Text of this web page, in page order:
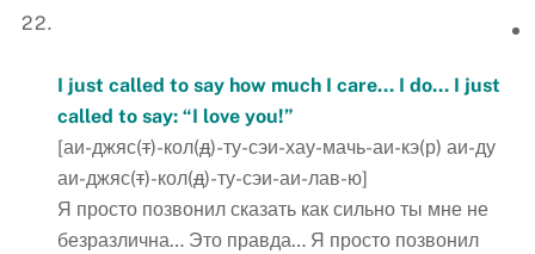
I just called to say how much I care… I do… I just
called to say: “I love you!”
[аи-джяс(т)-кол(д)-ту-сэи-хау-мачь-аи-кэ(р) аи-ду
аи-джяс(т)-кол(д)-ту-сэи-аи-лав-ю]
Я просто позвонил сказать как сильно ты мне не
безразлична… Это правда… Я просто позвонил